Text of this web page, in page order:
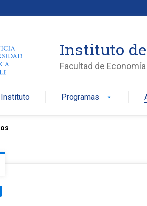
Instituto
Facultad de
Instituto Programas arrow_drop_down